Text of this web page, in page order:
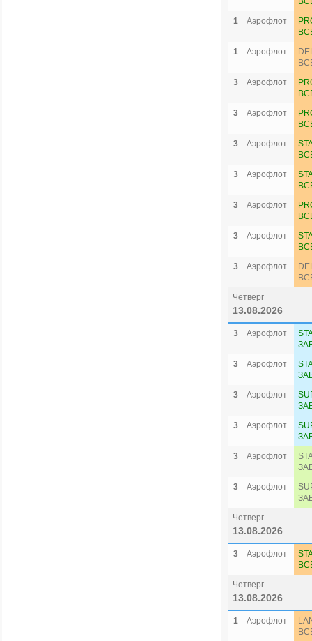
1
Аэрофлот
1
Аэрофлот
3
Аэрофлот
3
Аэрофлот
3
Аэрофлот
3
Аэрофлот
3
Аэрофлот
3
Аэрофлот
3
Аэрофлот
Четверг
13.08.2026
3 Аэрофлот
3
Аэрофлот
3
Аэрофлот
3
Аэрофлот
3
Аэрофлот
3
Аэрофлот
Четверг
13.08.2026
3 Аэрофлот
Четверг
13.08.2026
1 Аэрофлот